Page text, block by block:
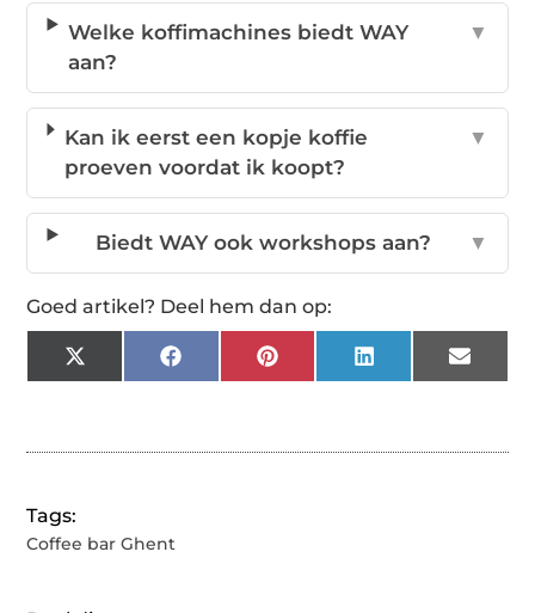
Welke koffimachines biedt WAY
aan?
▼
Kan ik eerst een kopje koffie
proeven voordat ik koopt?
▼
Biedt WAY ook workshops aan? ▼
Goed artikel? Deel hem dan op:
X
(Twitter)
FacebookPinterestLinkedInEmail
Tags:
Coffee bar Ghent